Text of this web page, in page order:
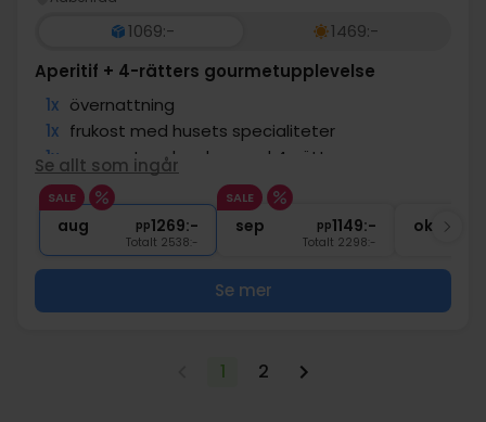
1069:-
1469:-
Aperitif + 4-rätters gourmetupplevelse
1x övernattning
1x frukost med husets specialiteter
1x gourmetupplevelse med 4-rättersmeny
1x Aptitretare före middagen
1x Kaffe m. sötsak
Se allt som ingår
SALE
aug pp1269:-
Totalt 2538:-
SALE
sep pp1149:-
Totalt 2298:-
okt
Se mer
1 2